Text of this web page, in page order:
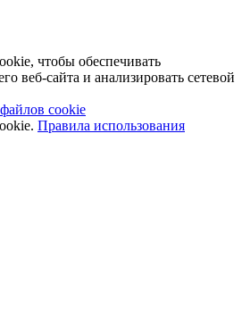
чтобы обеспечивать
веб-сайта и анализировать сетевой
cookie
Правила использования